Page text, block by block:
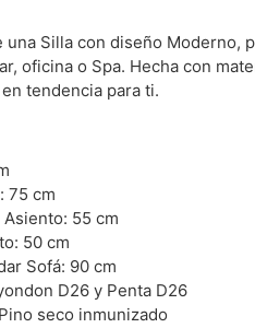
una Silla con diseño Moderno,
oficina o Spa. Hecha con
tendencia para ti.
75 cm
55 cm
50 cm
Sofá: 90 cm
D26 y Penta D26
Pino seco inmunizado